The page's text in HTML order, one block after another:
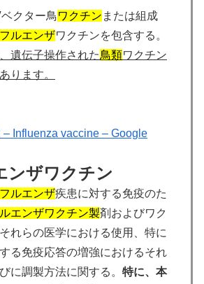
クター鳥ワクチン または組成
ルエンザワクチンを包含する。
遺伝子操作された鳥類ワクチン
ります。
Influenza vaccine – Google
ンザワクチン
ルエンザ疾患に対する免疫のた
エンザワクチン製剤およびワク
れらの医学における使用、特に
る免疫応答の増強におけるそれ
に調製方法に関する。 特に、本